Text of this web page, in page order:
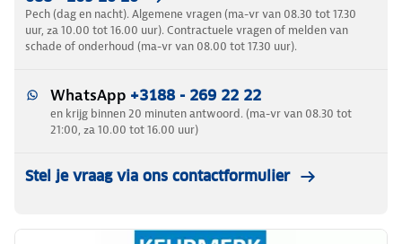
Pech (dag en nacht). Algemene vragen (ma-vr van 08.30 tot 17.30
uur, za 10.00 tot 16.00 uur). Contractuele vragen of melden van
schade of onderhoud (ma-vr van 08.00 tot 17.30 uur).
WhatsApp +3188 - 269 22 22
en krijg binnen 20 minuten antwoord. (ma-vr van 08.30 tot
21:00, za 10.00 tot 16.00 uur)
Stel je vraag via ons contactformulier